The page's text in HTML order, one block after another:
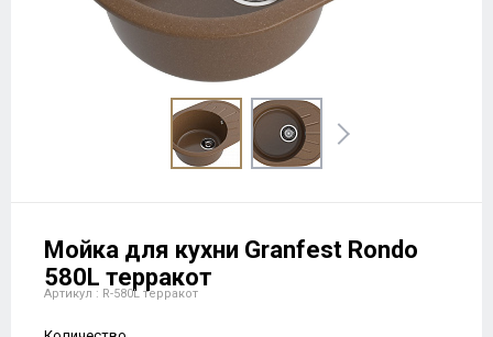
Мойка для кухни Granfest Rondo
580L терракот
Артикул : R-580L терракот